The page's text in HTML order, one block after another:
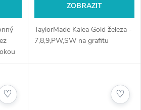
ZOBRAZIT
TaylorMade Kalea Gold železa -
7,8,9,PW,SW na grafitu
♡ ♡